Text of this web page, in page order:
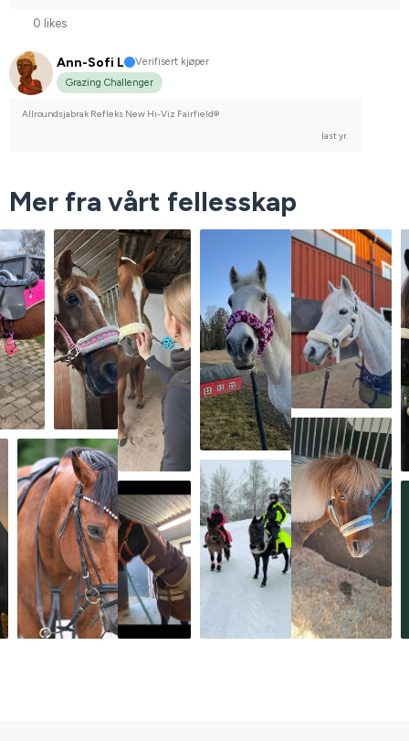
0 likes
Ann-Sofi L
Verifisert kjøper
Grazing Challenger
Allroundsjabrak Refleks New Hi-Viz Fairfield®
last yr.
Mer fra vårt fellesskap